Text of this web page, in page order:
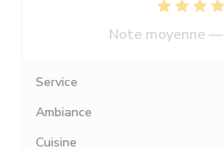
Note moyenne —
Service
Ambiance
Cuisine